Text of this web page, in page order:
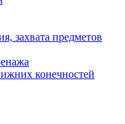
захвата предметов
конечностей